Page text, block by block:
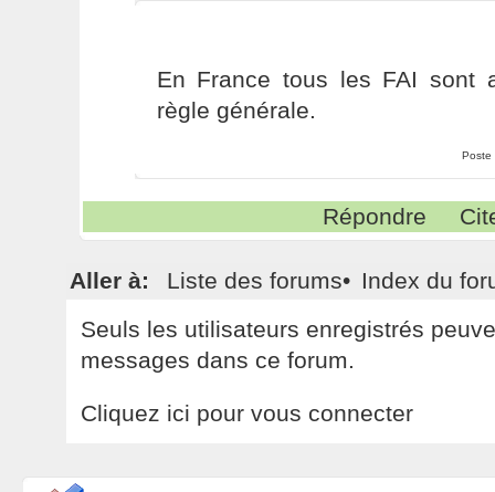
En France tous les FAI sont
règle générale.
Poste
Répondre
Aller à: Liste des forums• Index du
Seuls les utilisateurs enregistrés
messages dans ce forum.
Cliquez ici pour vous connecter